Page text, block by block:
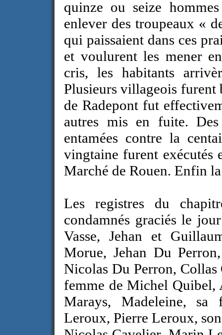
quinze ou seize
enlever des troupeaux «
qui paissaient dans ces
et voulurent les mener
cris, les habitants
Plusieurs villageois furent
de Radepont fut
autres mis en fuite. Des
entamées contre la
vingtaine furent
Marché de Rouen. Enfin
Les registres du
condamnés graciés le
Vasse, Jehan et
Morue, Jehan Du
Nicolas Du Perron,
femme de Michel
Marays, Madeleine, sa
Leroux, Pierre Leroux,